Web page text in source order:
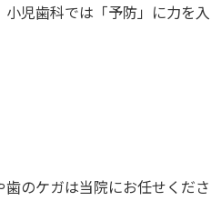
小児歯科では「予防」に力を入
のケガは当院にお任せくださ